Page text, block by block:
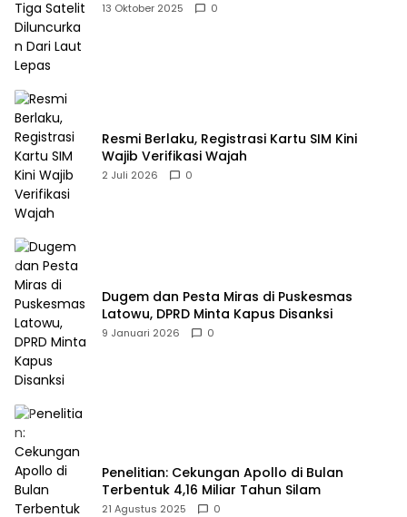
13 Oktober 2025 0
Resmi Berlaku, Registrasi Kartu SIM Kini
Wajib Verifikasi Wajah
2 Juli 2026 0
Dugem dan Pesta Miras di Puskesmas
Latowu, DPRD Minta Kapus Disanksi
9 Januari 2026 0
Penelitian: Cekungan Apollo di Bulan
Terbentuk 4,16 Miliar Tahun Silam
21 Agustus 2025 0